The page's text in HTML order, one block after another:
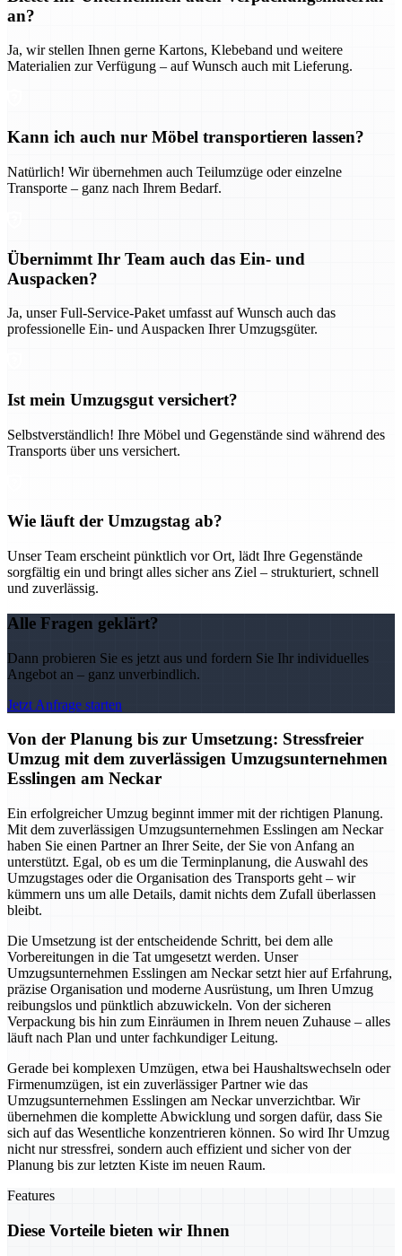
an?
Ja, wir stellen Ihnen gerne Kartons, Klebeband und weitere
Materialien zur Verfügung – auf Wunsch auch mit Lieferung.
Kann ich auch nur Möbel transportieren lassen?
Natürlich! Wir übernehmen auch Teilumzüge oder einzelne
Transporte – ganz nach Ihrem Bedarf.
Übernimmt Ihr Team auch das Ein- und
Auspacken?
Ja, unser Full-Service-Paket umfasst auf Wunsch auch das
professionelle Ein- und Auspacken Ihrer Umzugsgüter.
Ist mein Umzugsgut versichert?
Selbstverständlich! Ihre Möbel und Gegenstände sind während des
Transports über uns versichert.
Wie läuft der Umzugstag ab?
Unser Team erscheint pünktlich vor Ort, lädt Ihre Gegenstände
sorgfältig ein und bringt alles sicher ans Ziel – strukturiert, schnell
und zuverlässig.
Alle Fragen geklärt?
Dann probieren Sie es jetzt aus und fordern Sie Ihr individuelles
Angebot an – ganz unverbindlich.
Jetzt Anfrage starten
Von der Planung bis zur Umsetzung: Stressfreier
Umzug mit dem zuverlässigen Umzugsunternehmen
Esslingen am Neckar
Ein erfolgreicher Umzug beginnt immer mit der richtigen Planung.
Mit dem zuverlässigen Umzugsunternehmen Esslingen am Neckar
haben Sie einen Partner an Ihrer Seite, der Sie von Anfang an
unterstützt. Egal, ob es um die Terminplanung, die Auswahl des
Umzugstages oder die Organisation des Transports geht – wir
kümmern uns um alle Details, damit nichts dem Zufall überlassen
bleibt.
Die Umsetzung ist der entscheidende Schritt, bei dem alle
Vorbereitungen in die Tat umgesetzt werden. Unser
Umzugsunternehmen Esslingen am Neckar setzt hier auf Erfahrung,
präzise Organisation und moderne Ausrüstung, um Ihren Umzug
reibungslos und pünktlich abzuwickeln. Von der sicheren
Verpackung bis hin zum Einräumen in Ihrem neuen Zuhause – alles
läuft nach Plan und unter fachkundiger Leitung.
Gerade bei komplexen Umzügen, etwa bei Haushaltswechseln oder
Firmenumzügen, ist ein zuverlässiger Partner wie das
Umzugsunternehmen Esslingen am Neckar unverzichtbar. Wir
übernehmen die komplette Abwicklung und sorgen dafür, dass Sie
sich auf das Wesentliche konzentrieren können. So wird Ihr Umzug
nicht nur stressfrei, sondern auch effizient und sicher von der
Planung bis zur letzten Kiste im neuen Raum.
Features
Diese Vorteile bieten wir Ihnen